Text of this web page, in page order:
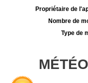
Propriétaire de
Nombre de
Type de